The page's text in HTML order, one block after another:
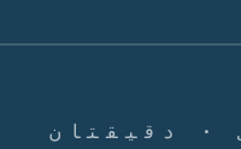
· دقيقتان